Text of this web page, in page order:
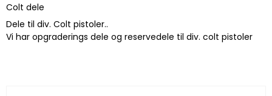
Colt dele
Dele til div. Colt pistoler..
Vi har opgraderings dele og reservedele til div. colt pistoler